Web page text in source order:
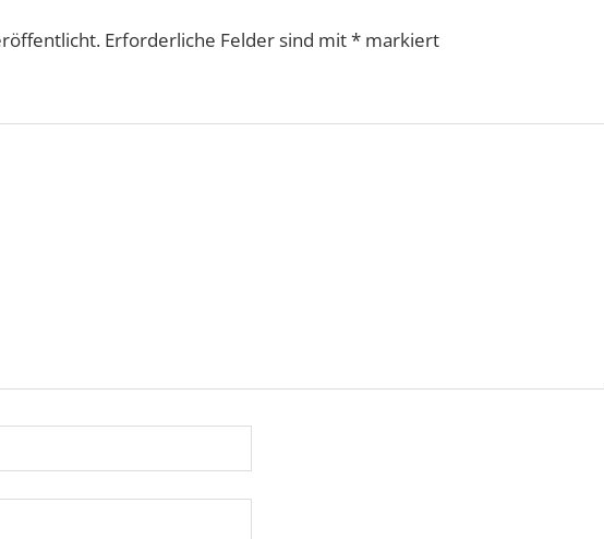
Erforderliche Felder sind mit*markiert